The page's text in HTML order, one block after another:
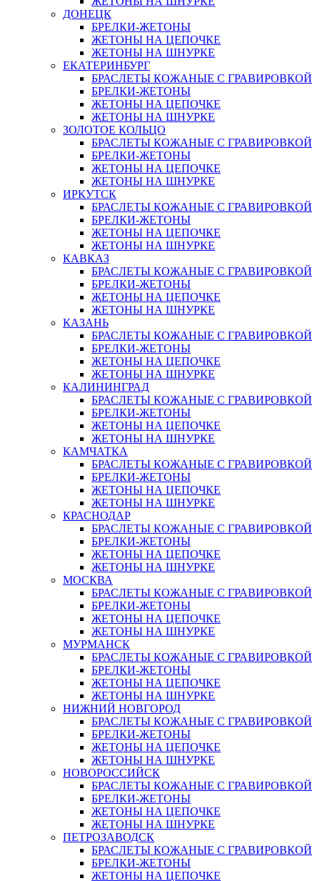
ДОНЕЦК
БРЕЛКИ-ЖЕТОНЫ
ЖЕТОНЫ НА ЦЕПОЧКЕ
ЖЕТОНЫ НА ШНУРКЕ
ЕКАТЕРИНБУРГ
БРАСЛЕТЫ КОЖАНЫЕ С ГРАВИРОВКОЙ
БРЕЛКИ-ЖЕТОНЫ
ЖЕТОНЫ НА ЦЕПОЧКЕ
ЖЕТОНЫ НА ШНУРКЕ
ЗОЛОТОЕ КОЛЬЦО
БРАСЛЕТЫ КОЖАНЫЕ С ГРАВИРОВКОЙ
БРЕЛКИ-ЖЕТОНЫ
ЖЕТОНЫ НА ЦЕПОЧКЕ
ЖЕТОНЫ НА ШНУРКЕ
ИРКУТСК
БРАСЛЕТЫ КОЖАНЫЕ С ГРАВИРОВКОЙ
БРЕЛКИ-ЖЕТОНЫ
ЖЕТОНЫ НА ЦЕПОЧКЕ
ЖЕТОНЫ НА ШНУРКЕ
КАВКАЗ
БРАСЛЕТЫ КОЖАНЫЕ С ГРАВИРОВКОЙ
БРЕЛКИ-ЖЕТОНЫ
ЖЕТОНЫ НА ЦЕПОЧКЕ
ЖЕТОНЫ НА ШНУРКЕ
КАЗАНЬ
БРАСЛЕТЫ КОЖАНЫЕ С ГРАВИРОВКОЙ
БРЕЛКИ-ЖЕТОНЫ
ЖЕТОНЫ НА ЦЕПОЧКЕ
ЖЕТОНЫ НА ШНУРКЕ
КАЛИНИНГРАД
БРАСЛЕТЫ КОЖАНЫЕ С ГРАВИРОВКОЙ
БРЕЛКИ-ЖЕТОНЫ
ЖЕТОНЫ НА ЦЕПОЧКЕ
ЖЕТОНЫ НА ШНУРКЕ
КАМЧАТКА
БРАСЛЕТЫ КОЖАНЫЕ С ГРАВИРОВКОЙ
БРЕЛКИ-ЖЕТОНЫ
ЖЕТОНЫ НА ЦЕПОЧКЕ
ЖЕТОНЫ НА ШНУРКЕ
КРАСНОДАР
БРАСЛЕТЫ КОЖАНЫЕ С ГРАВИРОВКОЙ
БРЕЛКИ-ЖЕТОНЫ
ЖЕТОНЫ НА ЦЕПОЧКЕ
ЖЕТОНЫ НА ШНУРКЕ
МОСКВА
БРАСЛЕТЫ КОЖАНЫЕ С ГРАВИРОВКОЙ
БРЕЛКИ-ЖЕТОНЫ
ЖЕТОНЫ НА ЦЕПОЧКЕ
ЖЕТОНЫ НА ШНУРКЕ
МУРМАНСК
БРАСЛЕТЫ КОЖАНЫЕ С ГРАВИРОВКОЙ
БРЕЛКИ-ЖЕТОНЫ
ЖЕТОНЫ НА ЦЕПОЧКЕ
ЖЕТОНЫ НА ШНУРКЕ
НИЖНИЙ НОВГОРОД
БРАСЛЕТЫ КОЖАНЫЕ С ГРАВИРОВКОЙ
БРЕЛКИ-ЖЕТОНЫ
ЖЕТОНЫ НА ЦЕПОЧКЕ
ЖЕТОНЫ НА ШНУРКЕ
НОВОРОССИЙСК
БРАСЛЕТЫ КОЖАНЫЕ С ГРАВИРОВКОЙ
БРЕЛКИ-ЖЕТОНЫ
ЖЕТОНЫ НА ЦЕПОЧКЕ
ЖЕТОНЫ НА ШНУРКЕ
ПЕТРОЗАВОДСК
БРАСЛЕТЫ КОЖАНЫЕ С ГРАВИРОВКОЙ
БРЕЛКИ-ЖЕТОНЫ
ЖЕТОНЫ НА ЦЕПОЧКЕ